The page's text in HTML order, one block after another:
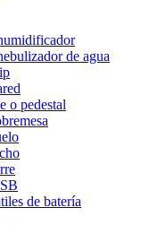
de agua
o pedestal
de batería